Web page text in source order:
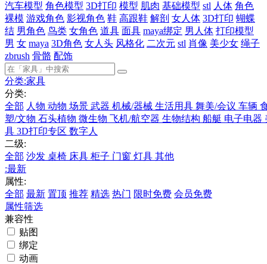
汽车模型 角色模型 3D打印 模型 肌肉 基础模型 stl 人体 角色
裸模 游戏角色 影视角色 鞋 高跟鞋 解剖 女人体 3D打印 蝴蝶
结 男角色 鸟类 女角色 道具 面具 maya绑定 男人体 打印模型
男 女 maya 3D角色 女人头 风格化 二次元 stl 肖像 美少女 绳子
zbrush 骨骼 配饰
分类:家具
分类:
全部 人物 动物 场景 武器 机械/器械 生活用具 舞美/会议 车辆
塑/文物 石头植物 微生物 飞机/航空器 生物结构 船艇 电子电器
具 3D打印专区 数字人
二级:
全部 沙发 桌椅 床具 柜子 门窗 灯具 其他
:最新
属性:
全部 最新 置顶 推荐 精选 热门 限时免费 会员免费
属性筛选
兼容性
贴图
绑定
动画